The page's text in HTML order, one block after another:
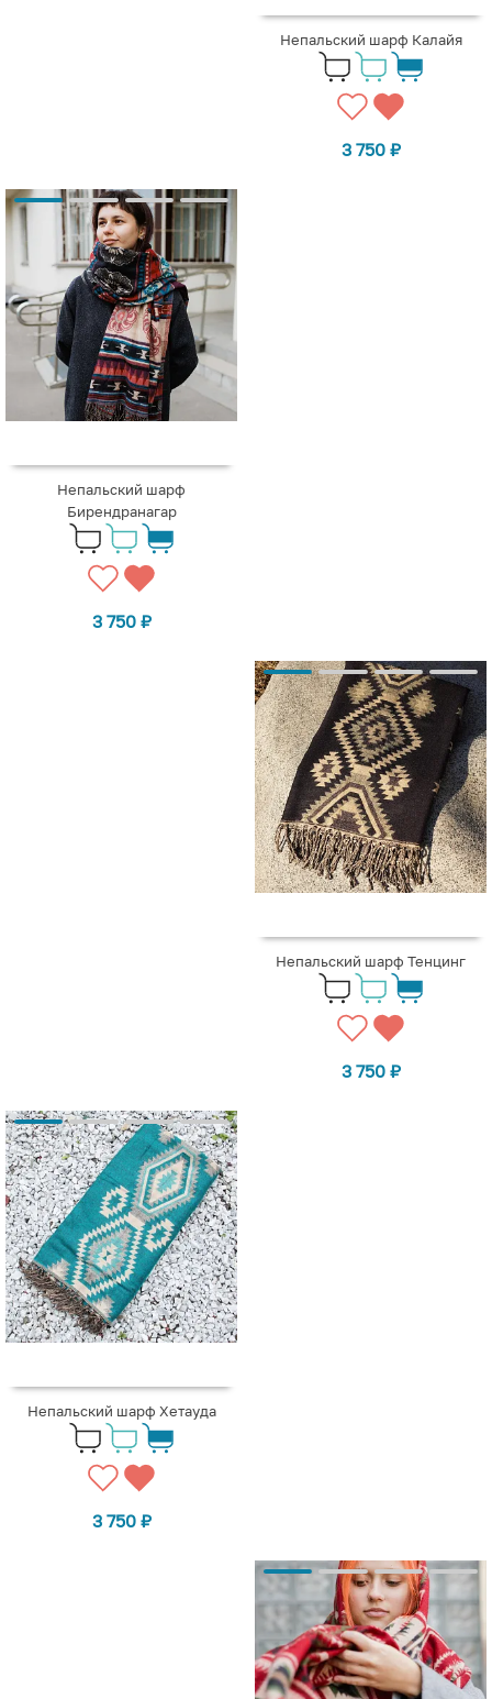
Непальский шарф Калайя
3 750 ₽
Непальский шарф
Бирендранагар
3 750 ₽
Непальский шарф Тенцинг
3 750 ₽
Непальский шарф Хетауда
3 750 ₽